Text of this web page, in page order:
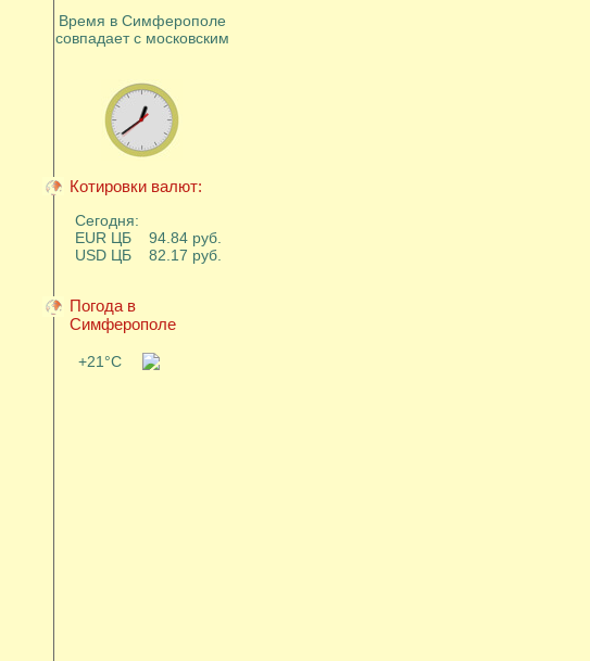
Время в Симферополе
совпадает с московским
Котировки валют:
Сегодня:
EUR ЦБ 94.84 руб.
USD ЦБ 82.17 руб.
Погода в
Симферополе
+21°C